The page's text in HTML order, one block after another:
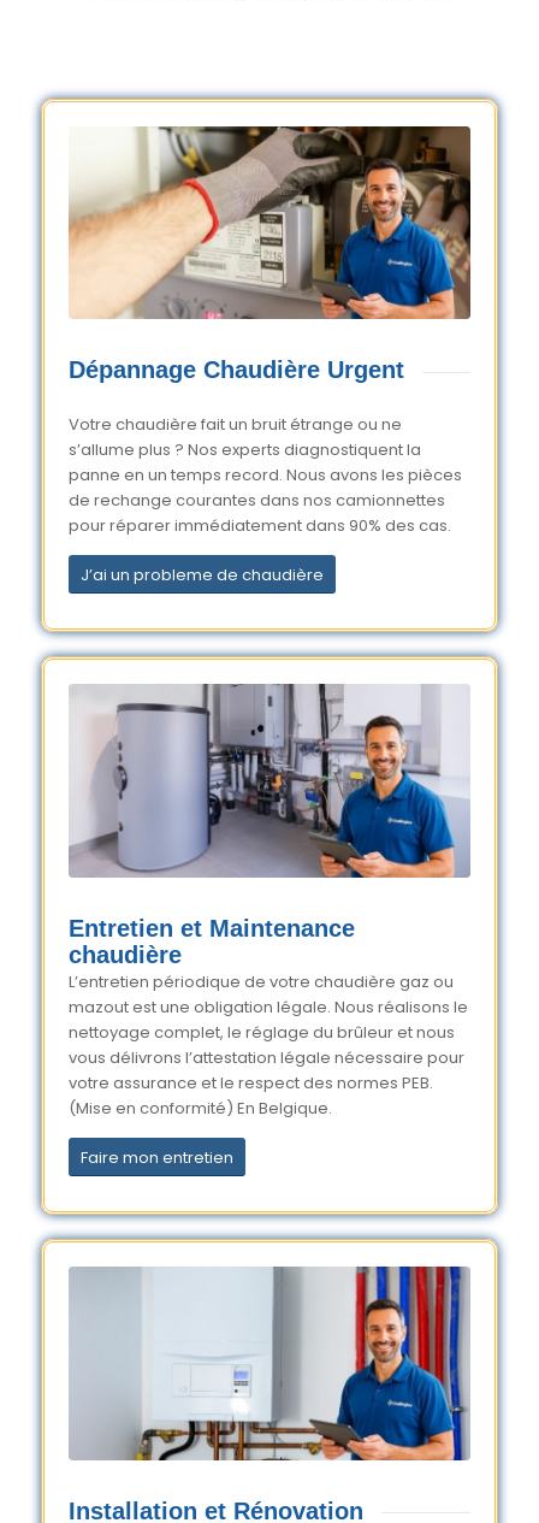
Dépannage Chaudière Urgent
Votre chaudière fait un bruit étrange ou ne
s’allume plus ? Nos experts diagnostiquent la
panne en un temps record. Nous avons les pièces
de rechange courantes dans nos camionnettes
pour réparer immédiatement dans 90% des cas.
J’ai un probleme de chaudière
Entretien et Maintenance
chaudière
L’entretien périodique de votre chaudière gaz ou
mazout est une obligation légale. Nous réalisons le
nettoyage complet, le réglage du brûleur et nous
vous délivrons l’attestation légale nécessaire pour
votre assurance et le respect des normes PEB.
(Mise en conformité) En Belgique.
Faire mon entretien
Installation et Rénovation